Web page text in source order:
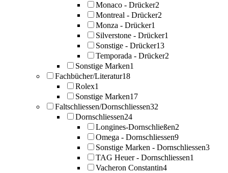
Monaco - Drücker2
Montreal - Drücker2
Monza - Drücker1
Silverstone - Drücker1
Sonstige - Drücker13
Temporada - Drücker2
Sonstige Marken1
Fachbücher/Literatur18
Rolex1
Sonstige Marken17
Faltschliessen/Dornschliessen32
Dornschliessen24
Longines-Dornschließen2
Omega - Dornschliessen9
Sonstige Marken - Dornschliessen3
TAG Heuer - Dornschliessen1
Vacheron Constantin4